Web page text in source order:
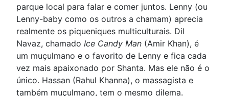
parque local para falar e comer juntos. Lenny (ou
Lenny-baby como os outros a chamam) aprecia
realmente os piqueniques multiculturais. Dil
Navaz, chamado Ice Candy Man (Amir Khan), é
um muçulmano e o favorito de Lenny e fica cada
vez mais apaixonado por Shanta. Mas ele não é o
único. Hassan (Rahul Khanna), o massagista e
também muçulmano, tem o mesmo dilema.